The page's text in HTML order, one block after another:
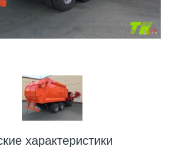
характеристики